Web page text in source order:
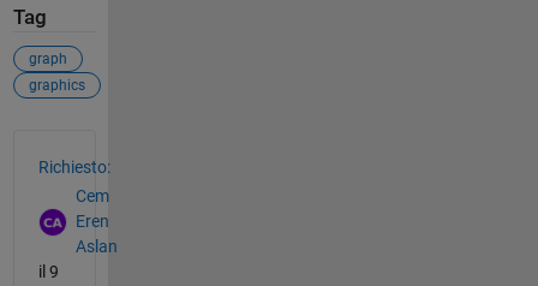
Tag
graph
graphics
Richiesto:
Cem
Eren
Aslan
il 9